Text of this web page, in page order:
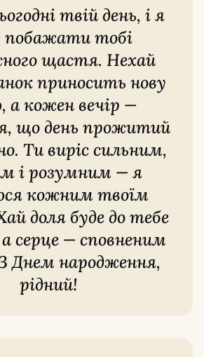
побажати тобі
щастя. Нехай
приносить нову
а кожен вечір —
що день прожитий
Ти виріс сильним,
і розумним — я
кожним твоїм
доля буде до тебе
серце — сповненим
Днем народження,
рідний!